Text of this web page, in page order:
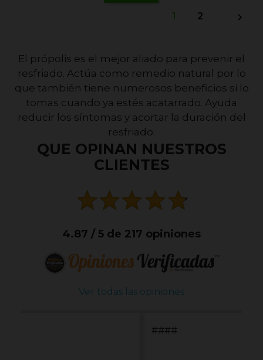
1 2 
El própolis es el mejor aliado para prevenir el
resfriado. Actúa como remedio natural por lo
que también tiene numerosos beneficios si lo
tomas cuando ya estés acatarrado. Ayuda
reducir los síntomas y acortar la duración del
resfriado.
QUE OPINAN NUESTROS
CLIENTES
4.87 / 5 de 217 opiniones
Ver todas las opiniones